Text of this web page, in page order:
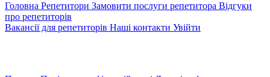
Головна Репетитори Замовити послуги репетитора Відгуки
про репетиторів
Вакансії для репетиторів Наші контакти Увійти